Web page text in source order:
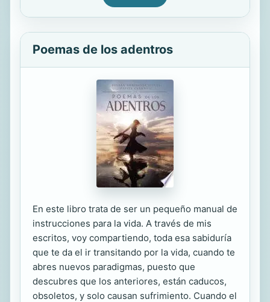
Poemas de los adentros
En este libro trata de ser un pequeño manual de
instrucciones para la vida. A través de mis
escritos, voy compartiendo, toda esa sabiduría
que te da el ir transitando por la vida, cuando te
abres nuevos paradigmas, puesto que
descubres que los anteriores, están caducos,
obsoletos, y solo causan sufrimiento. Cuando el